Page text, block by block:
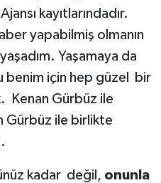
kayıtlarındadır.
yapabilmiş olmanın
Yaşamaya da
benim için hep güzel bir
Kenan Gürbüz ile
Gürbüz ile birlikte
kadar değil, onunla